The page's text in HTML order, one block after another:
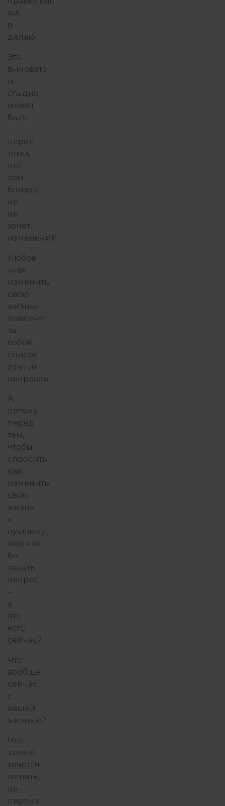
ли
я
делаю.
Это
виновато
и
стыдно
может
быть
–
перед
теми,
кто
вам
близок,
но
не
хочет
изменений.
Любое
«как
изменить
свою
жизнь»
повлечет
за
собой
список
других
вопросов.
А
потому
перед
тем,
чтобы
спросить,
как
изменить
свою
жизнь
к
лучшему,
хорошо
бы
задать
вопрос
–
а
что
есть
сейчас?
Что
вообще
сейчас
с
вашей
жизнью?
Что
такого
хочется
менять,
во-
первых,